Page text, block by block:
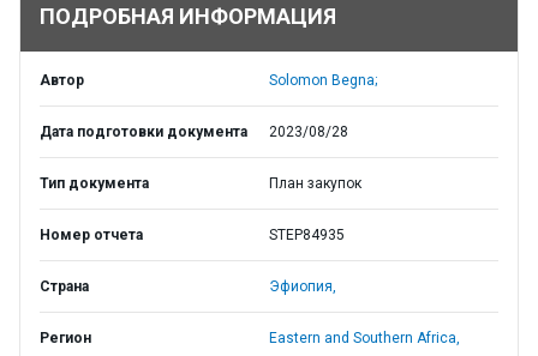
ПОДРОБНАЯ ИНФОРМАЦИЯ
Автор Solomon Begna;
Дата подготовки документа 2023/08/28
Тип документа План закупок
Номер отчета STEP84935
Страна Эфиопия,
Регион Eastern and Southern Africa,